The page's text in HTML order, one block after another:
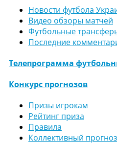
Новости футбола
Видео обзоры матчей
Футбольные
Последние
Телепрограмма
Конкурс прогнозов
Призы игрокам
Рейтинг приза
Правила
Коллективный прогноз